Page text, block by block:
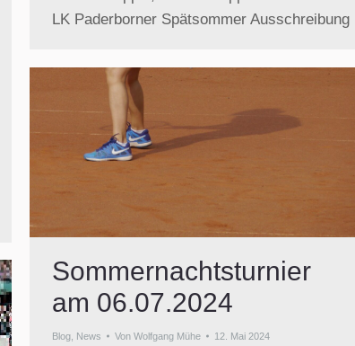
LK Paderborner Spätsommer Ausschreibung
Sommernachtsturnier
am 06.07.2024
Blog, News Von Wolfgang Mühe 12. Mai 2024